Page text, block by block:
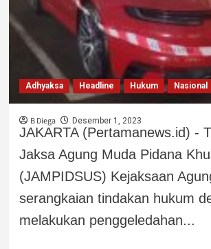
Adhyaksa Headline Hukum Nasional
B Diega Desember 1, 2023
JAKARTA (Pertamanews.id) -
Jaksa Agung Muda Pidana
(JAMPIDSUS) Kejaksaan
serangkaian tindakan hukum
melakukan penggeledahan...